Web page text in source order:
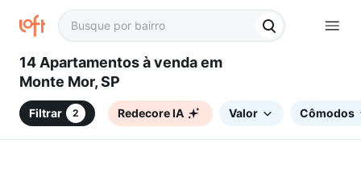
14 Apartamentos à venda em
Monte Mor, SP
Filtrar 2 Redecore IA Valor Cômodos